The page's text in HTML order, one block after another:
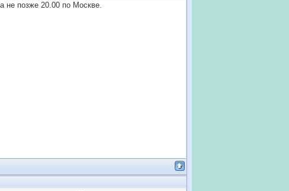
не позже 20.00 по Москве.